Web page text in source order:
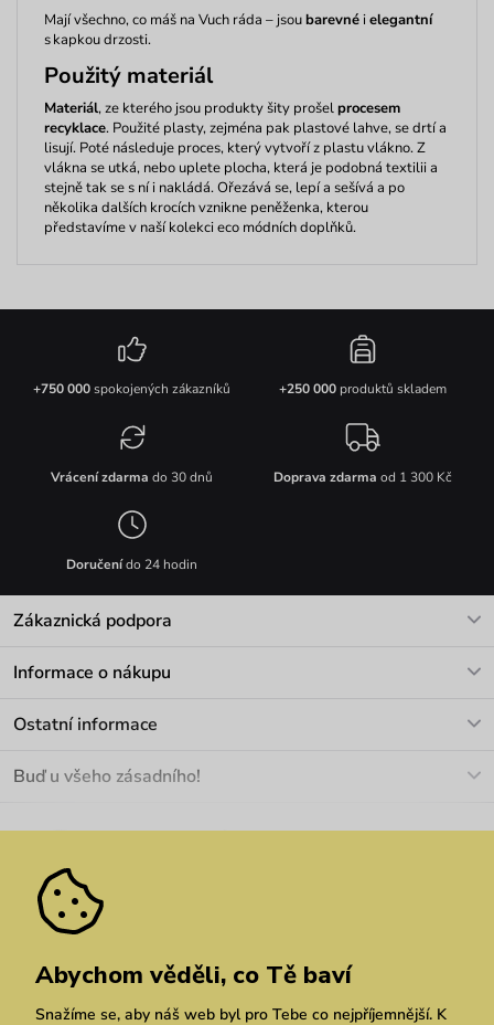
Mají všechno, co máš na Vuch ráda – jsoubarevnéielegantní
s kapkou drzosti.
Použitý materiál
Materiál, ze kterého jsou produkty šity prošelprocesem
recyklace. Použité plasty, zejména pak plastové lahve, se drtí a
lisují. Poté následuje proces, který vytvoří z plastu vlákno. Z
vlákna se utká, nebo uplete plocha, která je podobná textiliia
stejně tak se s ní i nakládá. Ořezává se, lepí a sešívá a po
několika dalších krocích vznikne peněženka, kterou
představíme v naší kolekcieco módních doplňků.
+750 000spokojených zákazníků +250 000produktů skladem
Vrácení zdarma do 30 dnů Doprava zdarma od 1 300 Kč
Doručenído 24 hodin
Zákaznická podpora
Informace o nákupu
Materiály a údržba
Pozáruční opravy
Ostatní informace
Velkoobchod
We Care
Dárkové poukazy
Vuchlook
Prodejny
Praha Brno Chrudim
Buď u všeho zásadního!
Zásady ochrany osobních údajů
Abychom věděli, co Tě baví
Snažíme se, aby náš web byl pro Tebe co nejpříjemnější. K